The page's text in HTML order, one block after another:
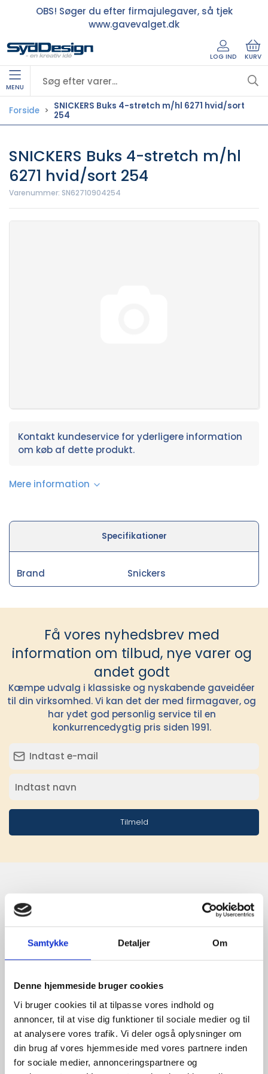
Samtykke Detaljer Om
Denne hjemmeside bruger cookies
Vi bruger cookies til at tilpasse vores indhold og
annoncer, til at vise dig funktioner til sociale medier og til
at analysere vores trafik. Vi deler også oplysninger om
din brug af vores hjemmeside med vores partnere inden
for sociale medier, annonceringspartnere og
OBS! Søger du efter firmajulegaver, så tjek
www.gavevalget.dk
LOG IND KURV
MENU
Forside
SNICKERS Buks 4-stretch m/hl 6271 hvid/sort
254
SNICKERS Buks 4-stretch m/hl
6271 hvid/sort 254
Varenummer: SN62710904254
Kontakt kundeservice for yderligere information
om køb af dette produkt.
Mere information
Specifikationer
Brand Snickers
Få vores nyhedsbrev med
information om tilbud, nye varer og
andet godt
Kæmpe udvalg i klassiske og nyskabende gaveidéer
til din virksomhed. Vi kan det der med firmagaver, og
har ydet god personlig service til en
konkurrencedygtig pris siden 1991.
Tilmeld
leverandører
giver større
udvalg
For at sikre høj kvalitet og stor
leveringssikkerhed samarbejder vi
med de største og mest
anerkendte leverandører inden for